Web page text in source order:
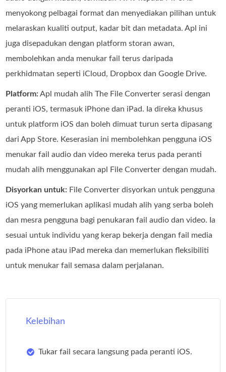
menyokong pelbagai format dan menyediakan pilihan untuk
melaraskan kualiti output, kadar bit dan metadata. Apl ini
juga disepadukan dengan platform storan awan,
membolehkan anda menukar fail terus daripada
perkhidmatan seperti iCloud, Dropbox dan Google Drive.
Platform:Apl mudah alih The File Converter serasi dengan
peranti iOS, termasuk iPhone dan iPad. Ia direka khusus
untuk platform iOS dan boleh dimuat turun serta dipasang
dari App Store. Keserasian ini membolehkan pengguna iOS
menukar fail audio dan video mereka terus pada peranti
mudah alih menggunakan apl File Converter dengan mudah.
Disyorkan untuk: File Converter disyorkan untuk pengguna
iOS yang memerlukan aplikasi mudah alih yang serba boleh
dan mesra pengguna bagi penukaran fail audio dan video. Ia
sesuai untuk individu yang kerap bekerja dengan fail media
pada iPhone atau iPad mereka dan memerlukan fleksibiliti
untuk menukar fail semasa dalam perjalanan.
Kelebihan
Tukar fail secara langsung pada peranti iOS.